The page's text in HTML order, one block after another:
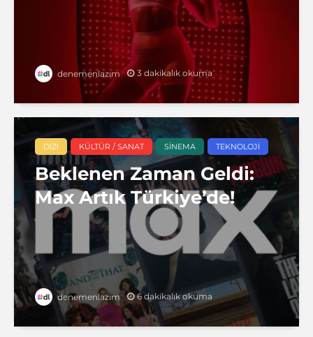
denemenlazım 3 dakikalık okuma
DIZI KÜLTÜR / SANAT SINEMA TEKNOLOJI
Beklenen Zaman Geldi:
Max Artık Türkiye’de!
denemenlazım 6 dakikalık okuma